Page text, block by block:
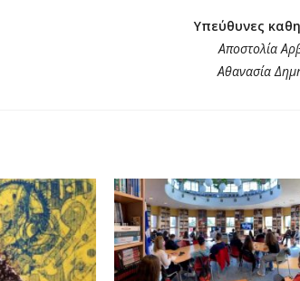
Υπεύθυνες
Αποστολία
Αθανασία